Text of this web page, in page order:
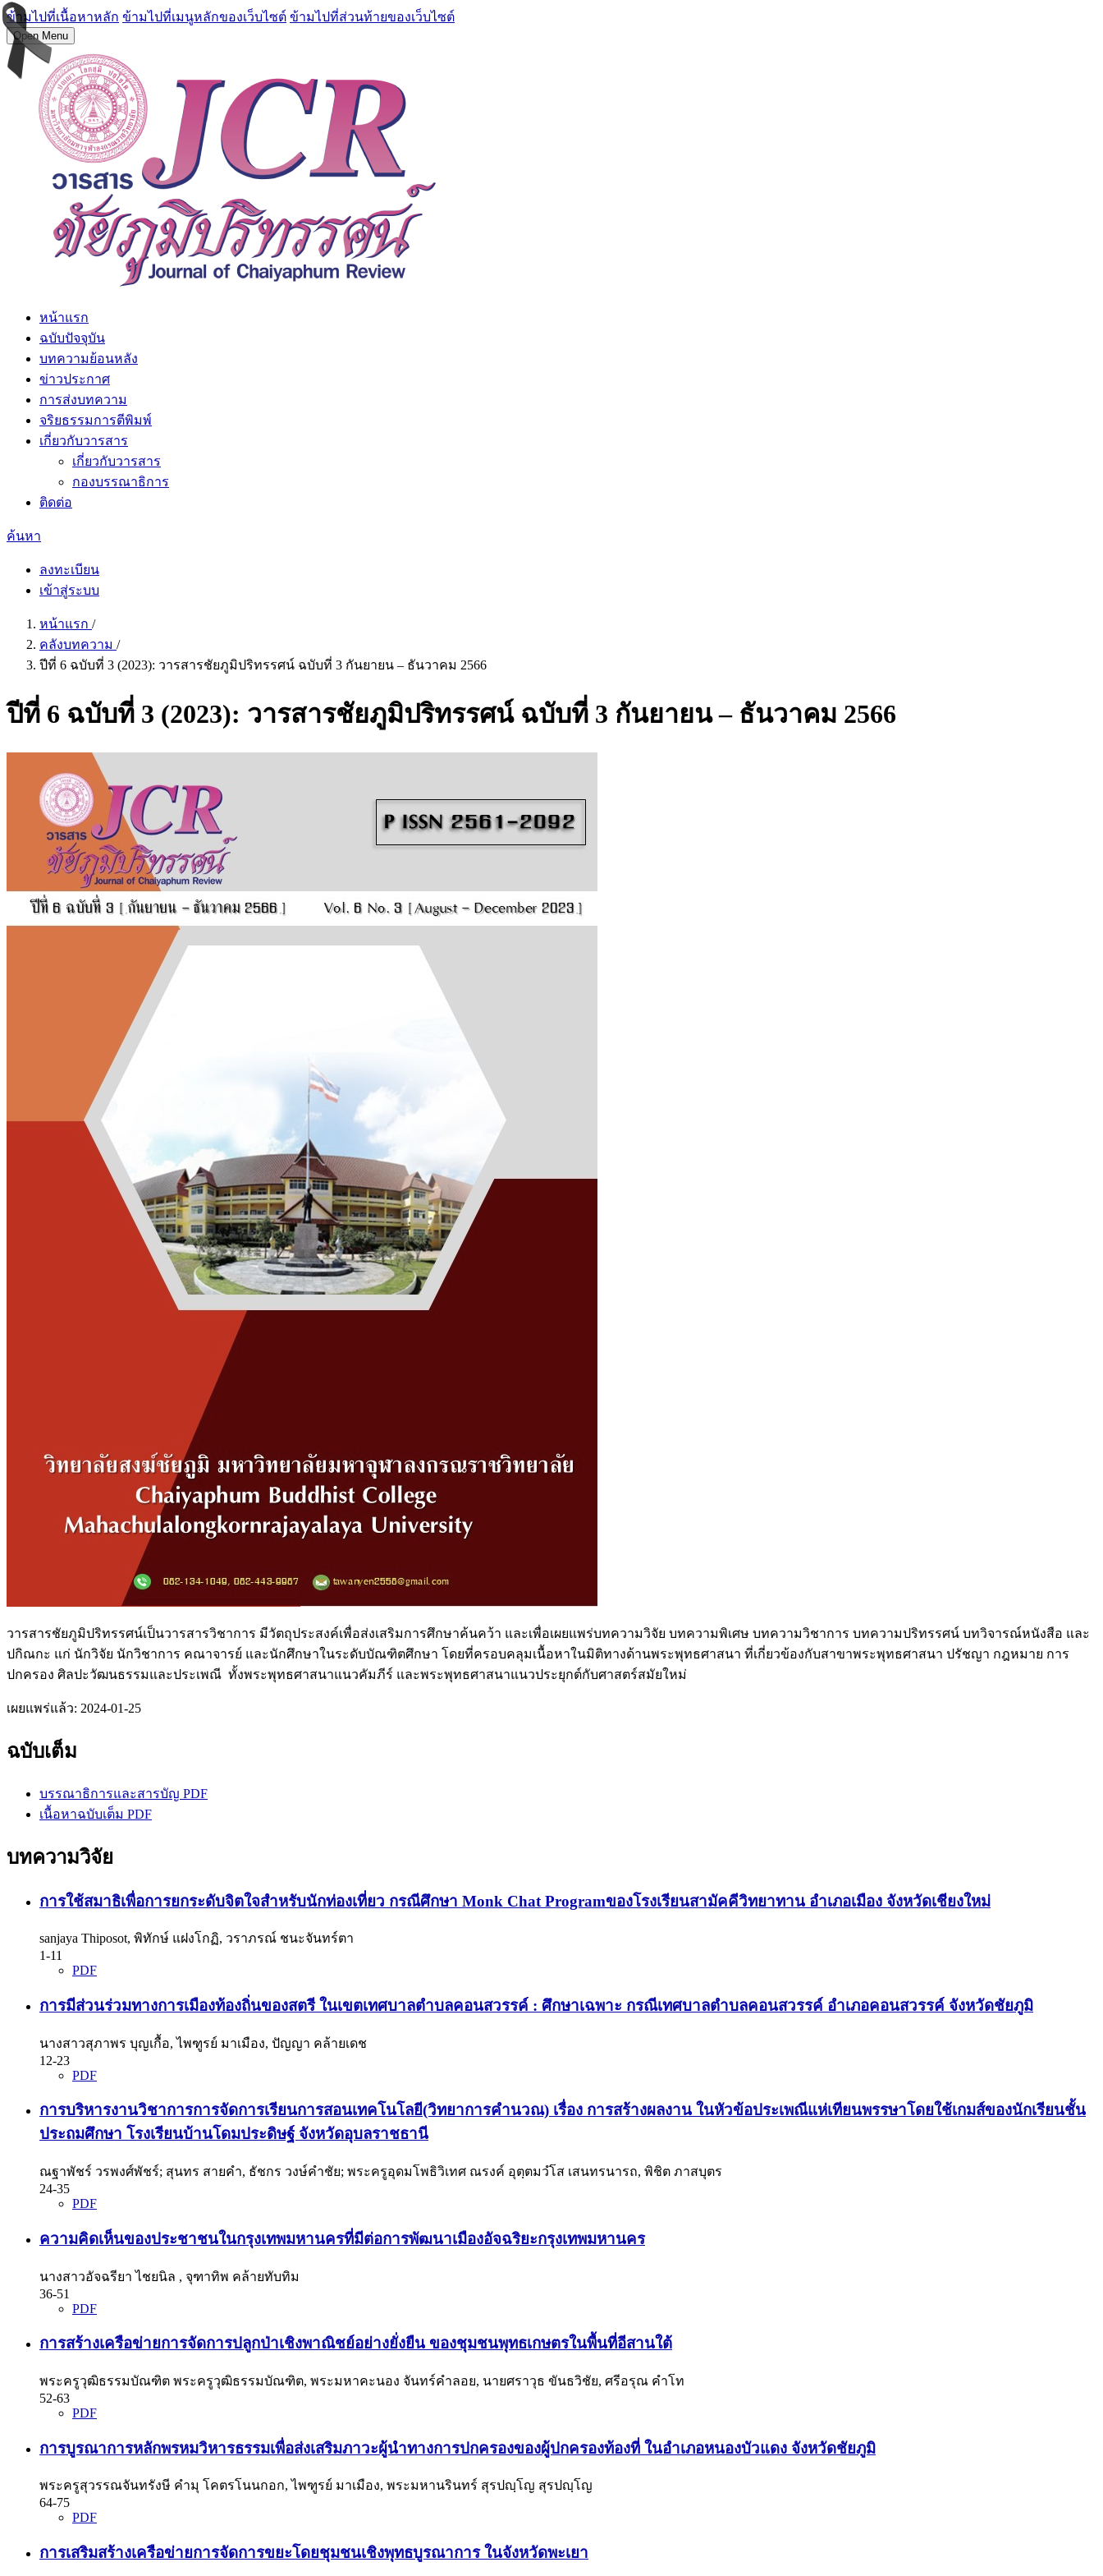
ข้ามไปที่เนื้อหาหลัก ข้ามไปที่เมนูหลักของเว็บไซต์ ข้ามไปที่ส่วนท้ายของเว็บไซต์
Open Menu
หน้าแรก
ฉบับปัจจุบัน
บทความย้อนหลัง
ข่าวประกาศ
การส่งบทความ
จริยธรรมการตีพิมพ์
เกี่ยวกับวารสาร
เกี่ยวกับวารสาร
กองบรรณาธิการ
ติดต่อ
ค้นหา
ลงทะเบียน
เข้าสู่ระบบ
หน้าแรก /
คลังบทความ /
ปีที่ 6 ฉบับที่ 3 (2023): วารสารชัยภูมิปริทรรศน์ ฉบับที่ 3 กันยายน – ธันวาคม 2566
ปีที่ 6 ฉบับที่ 3 (2023): วารสารชัยภูมิปริทรรศน์ ฉบับที่ 3 กันยายน – ธันวาคม 2566
วารสารชัยภูมิปริทรรศน์เป็นวารสารวิชาการ มีวัตถุประสงค์เพื่อส่งเสริมการศึกษาค้นคว้า และเพื่อเผยแพร่บทความวิจัย บทความพิเศษ บทความวิชาการ บทความปริทรรศน์ บทวิจารณ์หนังสือ และ
ปกิณกะ แก่ นักวิจัย นักวิชาการ คณาจารย์ และนักศึกษาในระดับบัณฑิตศึกษา โดยที่ครอบคลุมเนื้อหาในมิติทางด้านพระพุทธศาสนา ที่เกี่ยวข้องกับสาขาพระพุทธศาสนา ปรัชญา กฎหมาย การ
ปกครอง ศิลปะวัฒนธรรมและประเพณี ทั้งพระพุทธศาสนาแนวคัมภีร์ และพระพุทธศาสนาแนวประยุกต์กับศาสตร์สมัยใหม่
เผยแพร่แล้ว: 2024-01-25
ฉบับเต็ม
บรรณาธิการและสารบัญ PDF
เนื้อหาฉบับเต็ม PDF
บทความวิจัย
การใช้สมาธิเพื่อการยกระดับจิตใจสำหรับนักท่องเที่ยว กรณีศึกษา Monk Chat Programของโรงเรียนสามัคคีวิทยาทาน อำเภอเมือง จังหวัดเชียงใหม่
sanjaya Thiposot, พิทักษ์ แฝงโกฏิ, วราภรณ์ ชนะจันทร์ตา
1-11
PDF
การมีส่วนร่วมทางการเมืองท้องถิ่นของสตรี ในเขตเทศบาลตำบลคอนสวรรค์ : ศึกษาเฉพาะ กรณีเทศบาลตำบลคอนสวรรค์ อำเภอคอนสวรรค์ จังหวัดชัยภูมิ
นางสาวสุภาพร บุญเกื้อ, ไพฑูรย์ มาเมือง, ปัญญา คล้ายเดช
12-23
PDF
การบริหารงานวิชาการการจัดการเรียนการสอนเทคโนโลยี(วิทยาการคำนวณ) เรื่อง การสร้างผลงาน ในหัวข้อประเพณีแห่เทียนพรรษาโดยใช้เกมส์ของนักเรียนชั้น
ประถมศึกษา โรงเรียนบ้านโดมประดิษฐ์ จังหวัดอุบลราชธานี
ณฐาพัชร์ วรพงศ์พัชร์; สุนทร สายคำ, ธัชกร วงษ์คำชัย; พระครูอุดมโพธิวิเทศ ณรงค์ อุตฺตมวํโส เสนทรนารถ, พิชิต ภาสบุตร
24-35
PDF
ความคิดเห็นของประชาชนในกรุงเทพมหานครที่มีต่อการพัฒนาเมืองอัจฉริยะกรุงเทพมหานคร
นางสาวอัจฉรียา ไชยนิล , จุฑาทิพ คล้ายทับทิม
36-51
PDF
การสร้างเครือข่ายการจัดการปลูกป่าเชิงพาณิชย์อย่างยั่งยืน ของชุมชนพุทธเกษตรในพื้นที่อีสานใต้
พระครูวุฒิธรรมบัณฑิต พระครูวุฒิธรรมบัณฑิต, พระมหาคะนอง จันทร์คำลอย, นายศราวุธ ขันธวิชัย, ศรีอรุณ คำโท
52-63
PDF
การบูรณาการหลักพรหมวิหารธรรมเพื่อส่งเสริมภาวะผู้นำทางการปกครองของผู้ปกครองท้องที่ ในอำเภอหนองบัวแดง จังหวัดชัยภูมิ
พระครูสุวรรณจันทรังษี คำมุ โคตรโนนกอก, ไพฑูรย์ มาเมือง, พระมหานรินทร์ สุรปญฺโญ สุรปญฺโญ
64-75
PDF
การเสริมสร้างเครือข่ายการจัดการขยะโดยชุมชนเชิงพุทธบูรณาการ ในจังหวัดพะเยา